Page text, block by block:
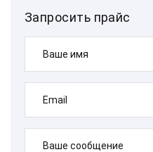
Запросить прайс
Ваше имя
Email
Ваше сообщение